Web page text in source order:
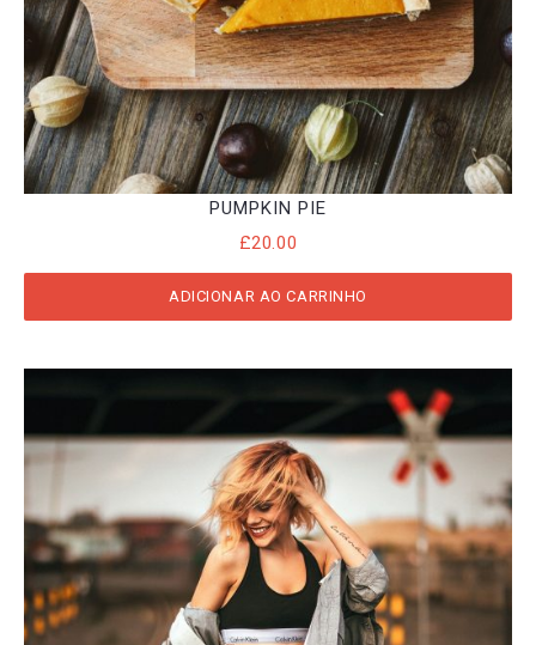
PUMPKIN PIE
£20.00
ADICIONAR AO CARRINHO